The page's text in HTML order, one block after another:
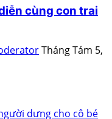
cùng con trai
Tháng Tám 5,